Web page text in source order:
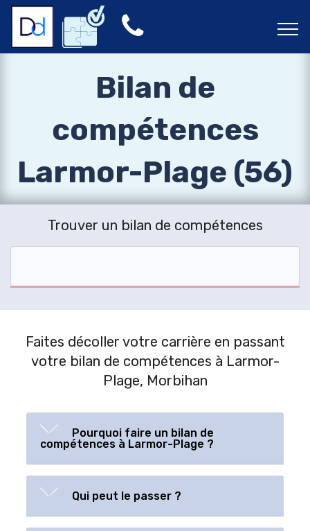
Bilan de
compétences
Larmor-Plage (56)
Trouver un bilan de compétences
Faites décoller votre carrière en passant
votre bilan de compétences à Larmor-
Plage, Morbihan
Pourquoi faire un bilan de
compétences à Larmor-Plage ?
Qui peut le passer ?